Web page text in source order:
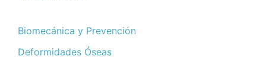
Biomecánica y Prevención
Deformidades Óseas